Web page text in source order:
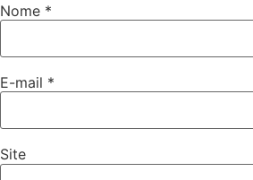
Nome *
E-mail *
Site